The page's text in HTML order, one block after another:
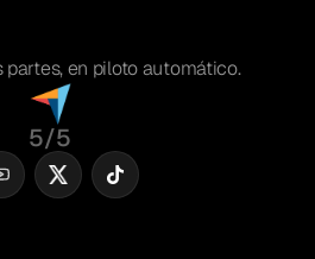
en piloto automático.
5/5